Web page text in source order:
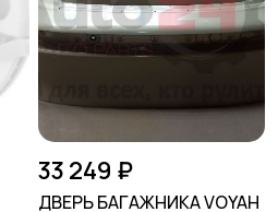
33 249 ₽
ДВЕРЬ БАГАЖНИКА VOYAH